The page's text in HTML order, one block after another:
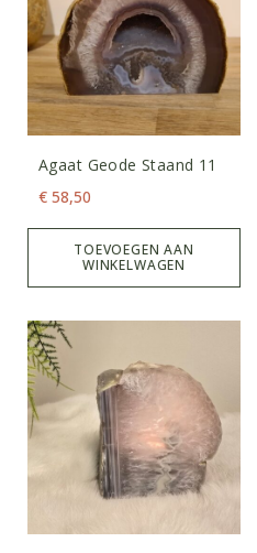
Agaat Geode Staand 11
€ 58,50
TOEVOEGEN AAN
WINKELWAGEN